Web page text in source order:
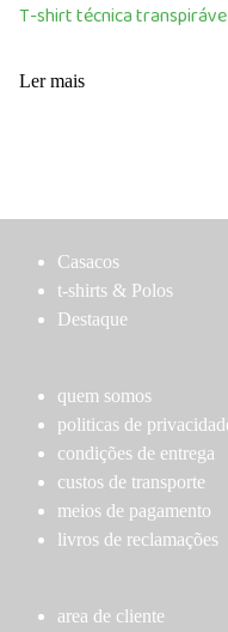
T-shirt técnica
Ler mais
Casacos
t-shirts & Polos
Destaque
quem somos
politicas de
condições de entrega
custos de transporte
meios de pagamento
livros de reclamações
area de cliente